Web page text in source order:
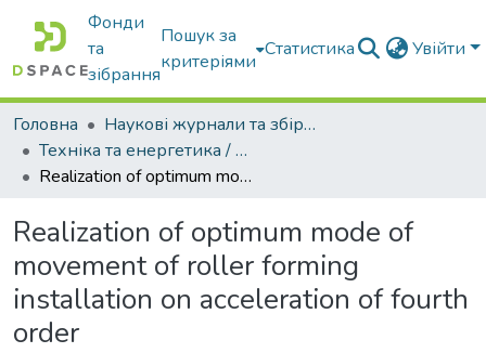
Фонди
та
зібрання
Пошук за
критеріями
Статистика Увійти
Головна
Наукові журнали та збірники видань
Техніка та енергетика / Machinery & Energetics
Realization of optimum mode of movement of roller forming installation on acceleration of fourth order
Realization of optimum mode of
movement of roller forming
installation on acceleration of fourth
order